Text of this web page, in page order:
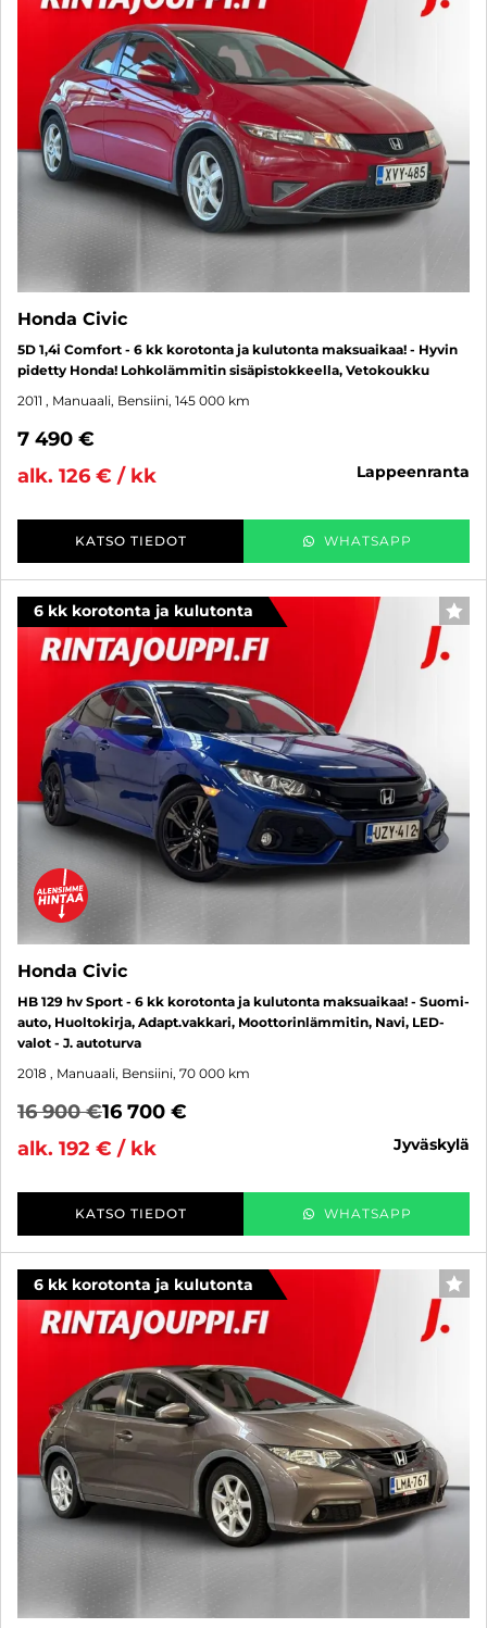
Honda Civic
5D 1,4i Comfort - 6 kk korotonta ja kulutonta maksuaikaa! - Hyvin
pidetty Honda! Lohkolämmitin sisäpistokkeella, Vetokoukku
2011 , Manuaali, Bensiini, 145 000 km
7 490 €
alk. 126 € / kk
lappeenranta
KATSO TIEDOT WHATSAPP
6 kk korotonta ja kulutonta
Honda Civic
HB 129 hv Sport - 6 kk korotonta ja kulutonta maksuaikaa! - Suomi-
auto, Huoltokirja, Adapt.vakkari, Moottorinlämmitin, Navi, LED-
valot - J. autoturva
2018 , Manuaali, Bensiini, 70 000 km
16 900 €16 700 €
alk. 192 € / kk
jyväskylä
KATSO TIEDOT WHATSAPP
6 kk korotonta ja kulutonta